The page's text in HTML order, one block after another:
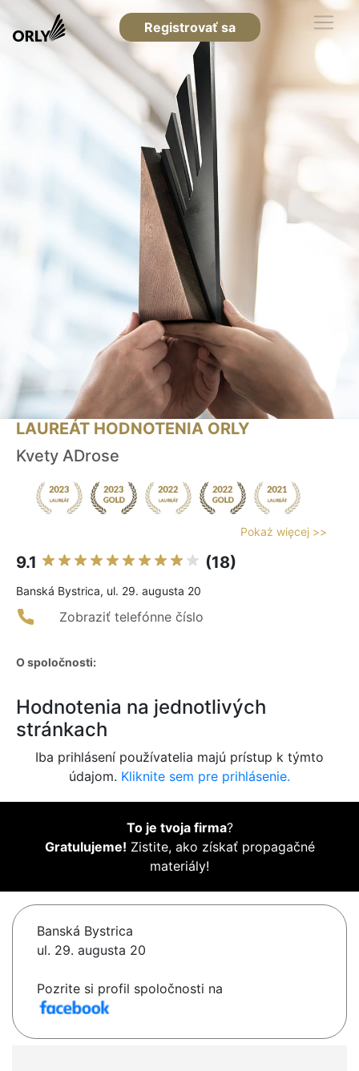
Registrovať sa
LAUREÁT HODNOTENIA ORLY
Kvety ADrose
Pokaż więcej >>
9.1 (18)
Banská Bystrica, ul. 29. augusta 20
Zobraziť telefónne číslo
O spoločnosti:
Hodnotenia na jednotlivých
stránkach
Iba prihlásení používatelia majú prístup k týmto
údajom. Kliknite sem pre prihlásenie.
To je tvoja firma?
Gratulujeme! Zistite, ako získať propagačné
materiály!
Banská Bystrica
ul. 29. augusta 20
Pozrite si profil spoločnosti na